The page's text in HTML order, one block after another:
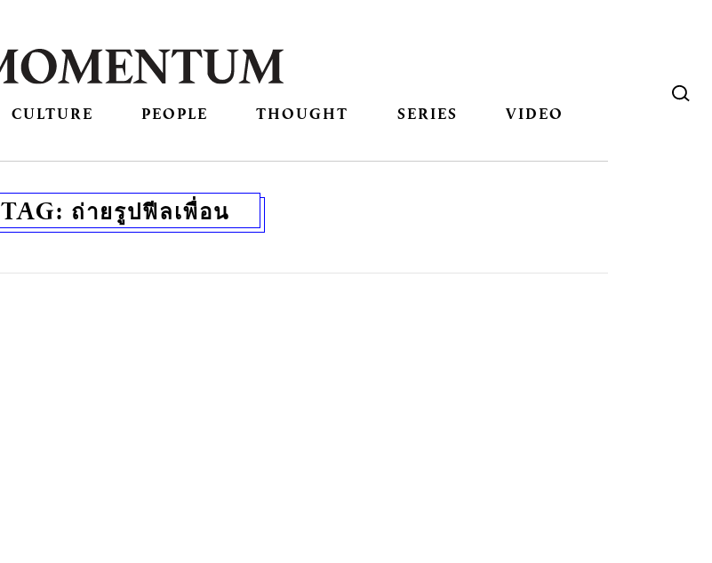
CULTURE PEOPLE THOUGHT SERIES VIDEO
TAG: ถ่ายรูปฟีลเพื่อน